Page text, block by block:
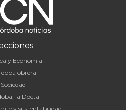
y Economía
obrera
Sociedad
la Docta